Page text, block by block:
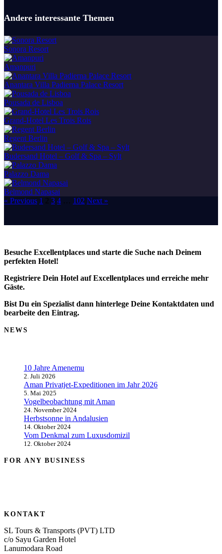
Andere interessante Themen
Sonora Resort
Amanpuri
Anantara Villa Padierna Palace Resort
Pousada de Lisboa
Grand-Hotel Les Trois Rois
Regent Berlin
Budersand Hotel – Golf & Spa – Sylt
Palazzo Dama
Belmond Napasai
« Previous 1 2 3 4 … 102 Next »
Besuche Excellentplaces und starte die Suche nach Deinem
perfekten Hotel!
Registriere Dein Hotel auf Excellentplaces und erreiche mehr
Gäste.
Bist Du ein Spezialist dann hinterlege Deine Kontaktdaten und
bearbeite den Eintrag.
NEWS
10 Jahre Amenemu
2. Juli 2026
Aman Privatjet-Expeditionen im Jahr 2026
5. Mai 2025
Vogelbeobachtung mit Aman
24. November 2024
Herbstsonne in Andalusien
14. Oktober 2024
Vom Denkmal zum Luxusdomizil
12. Oktober 2024
FOR ANY BUSINESS
KONTAKT
SL Tours & Transports (PVT) LTD
c/o Sayu Garden Hotel
Lanumodara Road